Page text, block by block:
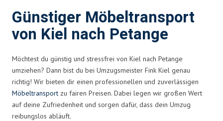
Günstiger Möbeltransport
von Kiel nach Petange
Möchtest du günstig und stressfrei von Kiel nach Petange
umziehen? Dann bist du bei Umzugsmeister Fink Kiel genau
richtig! Wir bieten dir einen professionellen und zuverlässigen
Möbeltransport zu fairen Preisen. Dabei legen wir großen Wert
auf deine Zufriedenheit und sorgen dafür, dass dein Umzug
reibungslos abläuft.